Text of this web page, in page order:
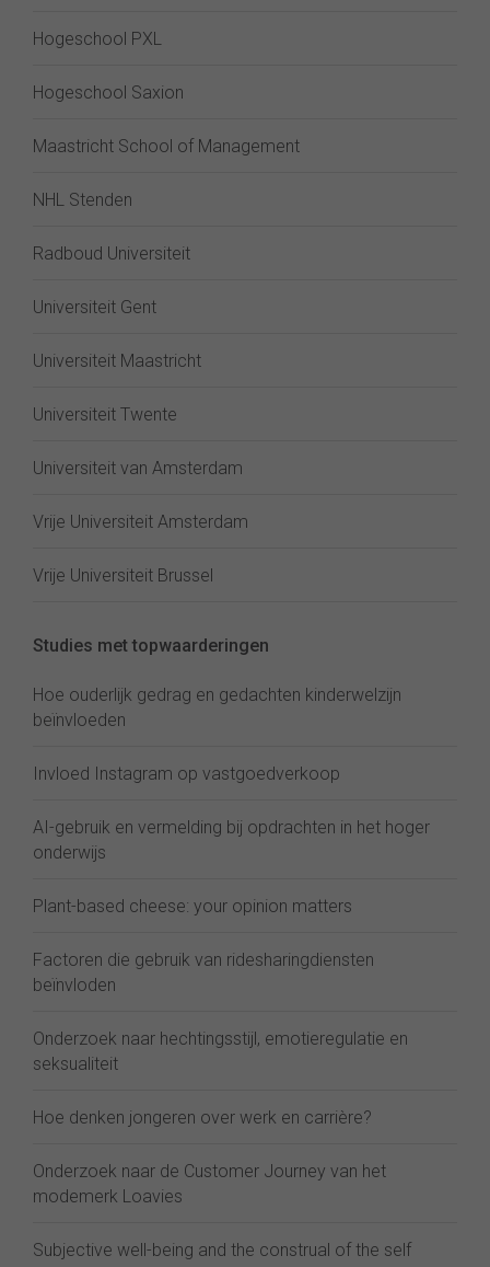
Hogeschool PXL
Hogeschool Saxion
Maastricht School of Management
NHL Stenden
Radboud Universiteit
Universiteit Gent
Universiteit Maastricht
Universiteit Twente
Universiteit van Amsterdam
Vrije Universiteit Amsterdam
Vrije Universiteit Brussel
Studies met topwaarderingen
Hoe ouderlijk gedrag en gedachten kinderwelzijn
beïnvloeden
Invloed Instagram op vastgoedverkoop
AI-gebruik en vermelding bij opdrachten in het hoger
onderwijs
Plant-based cheese: your opinion matters
Factoren die gebruik van ridesharingdiensten
beïnvloden
Onderzoek naar hechtingsstijl, emotieregulatie en
seksualiteit
Hoe denken jongeren over werk en carrière?
Onderzoek naar de Customer Journey van het
modemerk Loavies
Subjective well-being and the construal of the self